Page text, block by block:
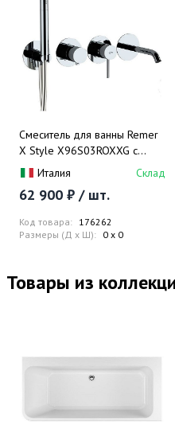
Смеситель для ванны Remer
X Style X96S03ROXXG с
внутренней частью (хром)
Италия Склад
62 900 ₽ / шт.
Код товара: 176262
Размеры (Д x Ш): 0 x 0
Товары из